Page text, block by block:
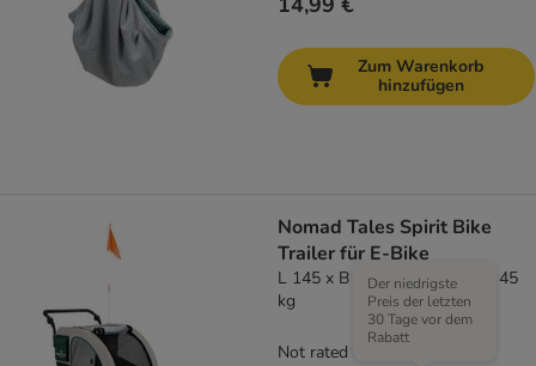
Zum Warenkorb
hinzufügen
Nomad Tales Spirit Bike
Trailer für E-Bike
L 145 x B 84 x H 103 cm, bis 45
kg
Der niedrigste
Preis der letzten
30 Tage vor dem
Rabatt
Not rated